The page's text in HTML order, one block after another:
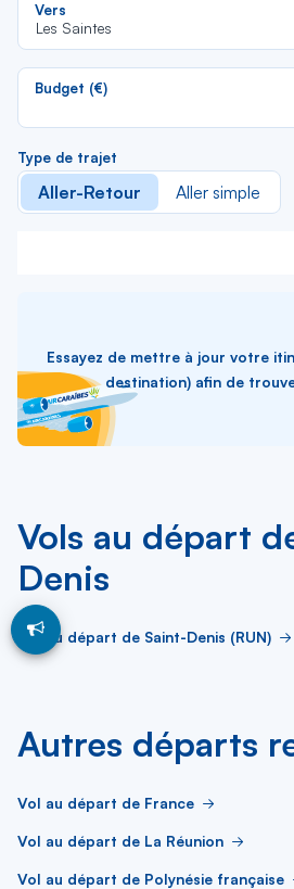
Vers
Les Saintes
Budget (€)
Type de trajet
Aller-Retour Aller simple
Essayez de mettre à jour votre
destination) afin de
Vols au départ
Denis
Vol au départ de Saint-Denis (RUN)
Autres départs
Vol au départ de France
Vol au départ de La Réunion
Vol au départ de Polynésie française